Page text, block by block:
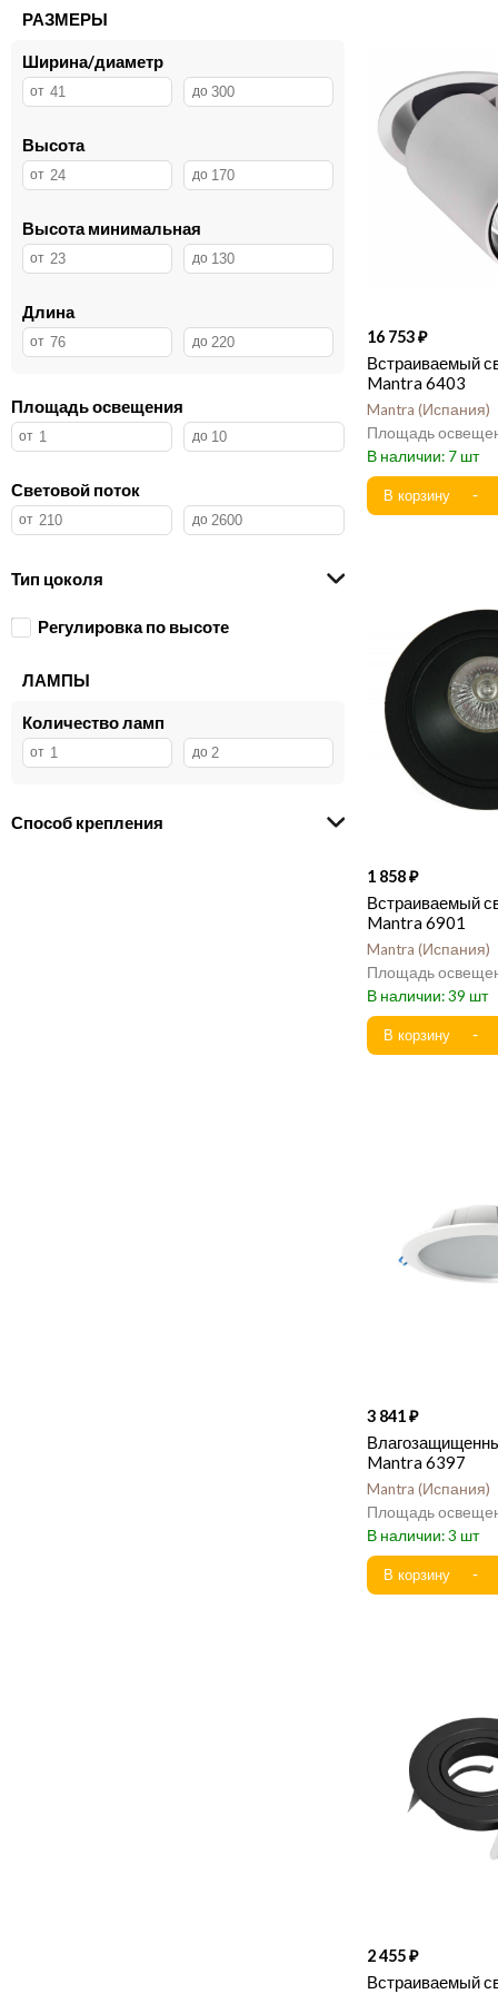
TopDecor
Kink Light 8
Vele Luce
Divinare
Maytoni
РАЗМЕРЫ
Ширина/диаметр
Высота
Высота минимальная
Длина
Площадь освещения
Световой поток
Тип цоколя
Регулировка по высоте
ЛАМПЫ
Количество ламп
Способ крепления
16 753
Встраиваемый
Mantra 6403
Mantra Испания
7
1 858
Встраиваемый
Mantra 6901
Mantra Испания
39
3 841
Mantra 6397
Mantra Испания
3
2 455
Встраиваемый